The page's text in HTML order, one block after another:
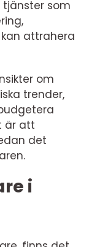
tjänster som
attrahera
om
trender,
är att
det
i